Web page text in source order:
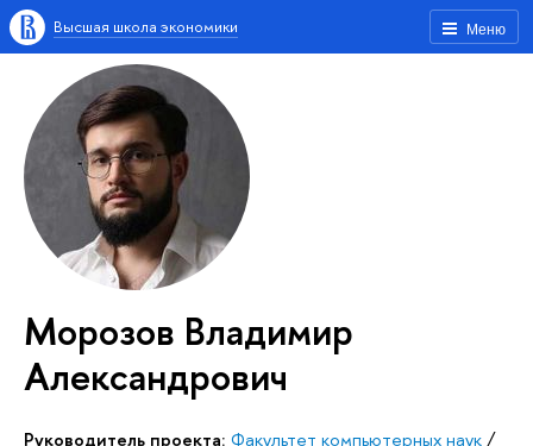
Меню
Высшая школа экономики
Морозов Владимир
Александрович
Руководитель проекта: Факультет компьютерных наук/